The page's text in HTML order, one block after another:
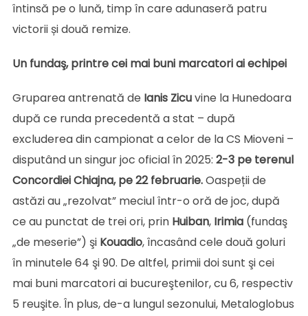
întinsă pe o lună, timp în care adunaseră patru
victorii și două remize.
Un fundaş, printre cei mai buni marcatori ai echipei
Gruparea antrenată de Ianis Zicuvine la Hunedoara
după ce runda precedentă a stat – după
excluderea din campionat a celor de la CS Mioveni –
disputând un singur joc oficial în 2025: 2-3 pe terenul
Concordiei Chiajna, pe 22 februarie.Oaspeții de
astăzi au „rezolvat” meciul într-o oră de joc, după
ce au punctat de trei ori, prin Huiban, Irimia(fundaş
„de meserie”) şi Kouadio, încasând cele două goluri
în minutele 64 şi 90. De altfel, primii doi sunt şi cei
mai buni marcatori ai bucureştenilor, cu 6, respectiv
5 reuşite. În plus, de-a lungul sezonului, Metaloglobus